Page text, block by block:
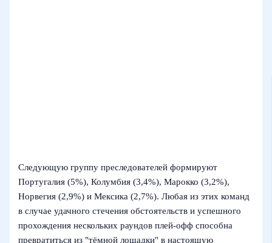
Следующую группу преследователей формируют
Португалия (5%), Колумбия (3,4%), Марокко (3,2%),
Норвегия (2,9%) и Мексика (2,7%). Любая из этих команд
в случае удачного стечения обстоятельств и успешного
прохождения нескольких раундов плей‑офф способна
превратиться из "тёмной лошадки" в настоящую